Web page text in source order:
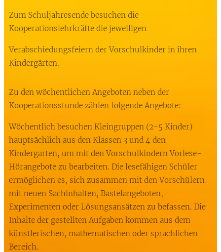
Zum Schuljahresende besuchen die
Kooperationslehrkräfte die jeweiligen
Verabschiedungsfeiern der Vorschulkinder in ihren
Kindergärten.
Zu den wöchentlichen Angeboten neben der
Kooperationsstunde zählen folgende Angebote:
Wöchentlich besuchen Kleingruppen (2-5 Kinder)
hauptsächlich aus den Klassen 3 und 4 den
Kindergarten, um mit den Vorschulkindern Vorlese-
Hörangebote zu bearbeiten. Die lesefähigen Schüler
ermöglichen es, sich zusammen mit den Vorschülern
mit neuen Sachinhalten, Bastelangeboten,
Experimenten oder Lösungsansätzen zu befassen. Die
Inhalte der gestellten Aufgaben kommen aus dem
künstlerischen, mathematischen oder sprachlichen
Bereich.